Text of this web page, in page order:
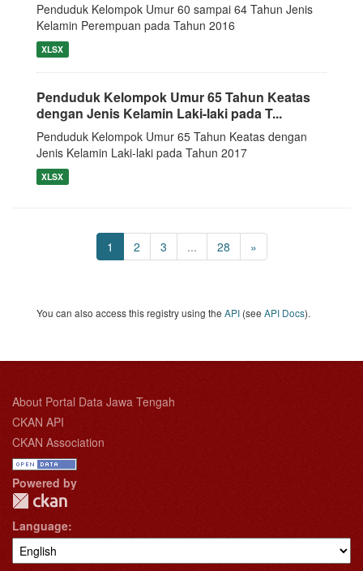
Penduduk Kelompok Umur 60 sampai 64 Tahun Jenis
Kelamin Perempuan pada Tahun 2016
XLSX
Penduduk Kelompok Umur 65 Tahun Keatas
dengan Jenis Kelamin Laki-laki pada T...
Penduduk Kelompok Umur 65 Tahun Keatas dengan
Jenis Kelamin Laki-laki pada Tahun 2017
XLSX
1 2 3 ... 28 »
You can also access this registry using the API (see API Docs).
About Portal Data Jawa Tengah
CKAN API
CKAN Association
Powered by
Language